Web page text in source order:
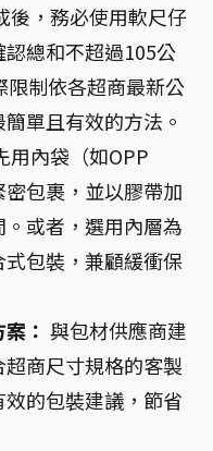
後，務必使用軟尺仔
總和不超過105公
制依各超商最新公
單且有效的方法。
用內袋（如OPP
包裹，並以膠帶加
或者，選用內層為
包裝，兼顧緩衝保
： 與包材供應商建
商尺寸規格的客製
的包裝建議，節省